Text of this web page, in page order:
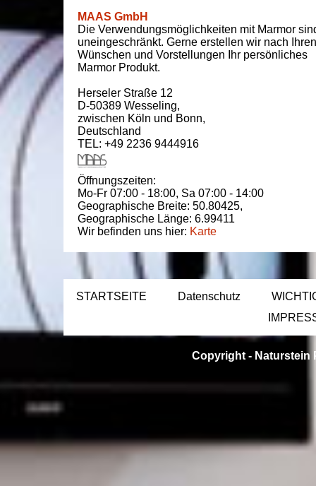
MAAS GmbH
Die Verwendungsmöglichkeiten mit Marmor
uneingeschränkt. Gerne erstellen wir nach Ihren
Wünschen und Vorstellungen Ihr persönliches
Marmor Produkt.
Herseler Straße 12
D-50389 Wesseling,
zwischen Köln und Bonn,
Deutschland
TEL: +49 2236 9444916
Öffnungszeiten:
Mo-Fr 07:00 - 18:00, Sa 07:00 - 14:00
Geographische Breite: 50.80425,
Geographische Länge: 6.99411
Wir befinden uns hier: Karte
STARTSEITE Datenschutz
Copyright - Naturstein